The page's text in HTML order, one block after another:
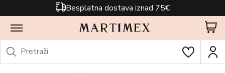
Besplatna dostava iznad 75€